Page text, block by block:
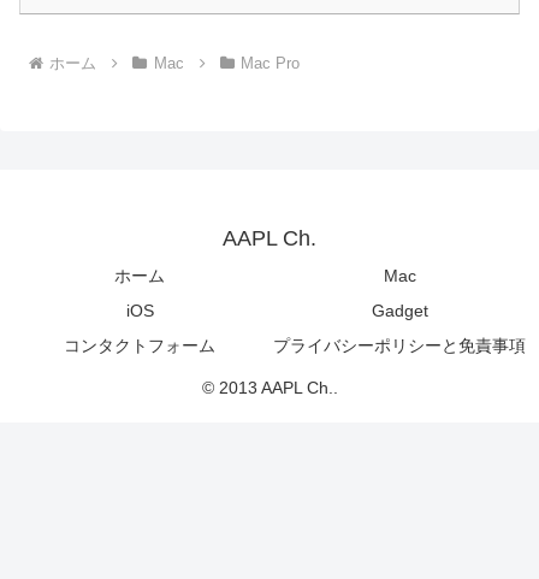
ホーム Mac Mac Pro
AAPL Ch.
ホーム
Mac
iOS
Gadget
コンタクトフォーム
プライバシーポリシーと免責事項
© 2013 AAPL Ch..